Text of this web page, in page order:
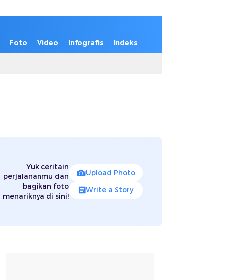
Foto Video Infografis Indeks
Yuk ceritain
perjalananmu dan
bagikan foto
menariknya di sini!
Upload Photo
Write a Story